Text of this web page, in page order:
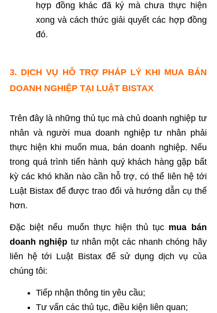
hợp đồng khác đã ký mà chưa thực hiện
xong và cách thức giải quyết các hợp đồng
đó.
3. DỊCH VỤ HỖ TRỢ PHÁP LÝ KHI MUA BÁN
DOANH NGHIỆP TẠI LUẬT BISTAX
Trên đây là những thủ tục mà chủ doanh nghiệp tư
nhân và người mua doanh nghiệp tư nhân phải
thực hiện khi muốn mua, bán doanh nghiệp. Nếu
trong quá trình tiến hành quý khách hàng gặp bất
kỳ các khó khăn nào cần hỗ trợ, có thể liên hệ tới
Luật Bistax để được trao đổi và hướng dẫn cụ thể
hơn.
Đặc biệt nếu muốn thực hiện thủ tục mua bán
doanh nghiệp tư nhân một các nhanh chóng hãy
liên hệ tới Luật Bistax để sử dụng dịch vụ của
chúng tôi:
Tiếp nhận thông tin yêu cầu;
Tư vấn các thủ tục, điều kiện liên quan;